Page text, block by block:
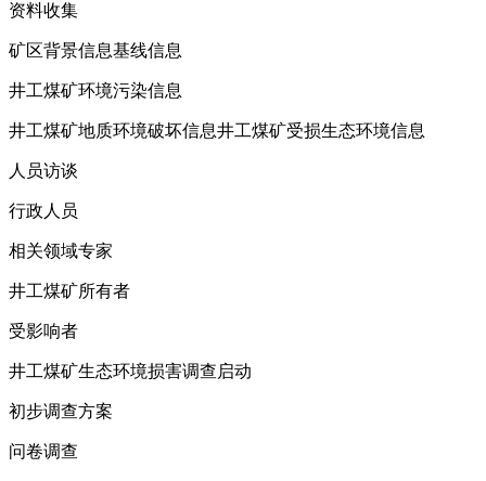
资料收集
矿区背景信息基线信息
井工煤矿环境污染信息
井工煤矿地质环境破坏信息井工煤矿受损生态环境信息
人员访谈
行政人员
相关领域专家
井工煤矿所有者
受影响者
井工煤矿生态环境损害调查启动
初步调查方案
问卷调查